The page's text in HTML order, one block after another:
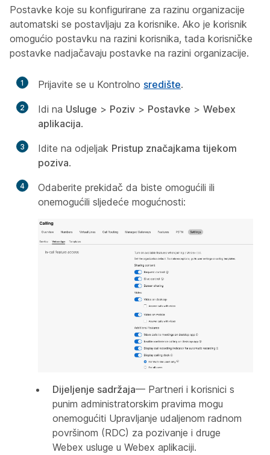
Postavke koje su konfigurirane za razinu organizacije
automatski se postavljaju za korisnike. Ako je korisnik
omogućio postavku na razini korisnika, tada korisničke
postavke nadjačavaju postavke na razini organizacije.
1 Prijavite se u Kontrolno središte.
2 Idi na Usluge > Poziv > Postavke > Webex
aplikacija.
3 Idite na odjeljak Pristup značajkama tijekom
poziva.
4
Odaberite prekidač da biste omogućili ili
onemogućili sljedeće mogućnosti:
Dijeljenje sadržaja— Partneri i korisnici s
punim administratorskim pravima mogu
onemogućiti Upravljanje udaljenom radnom
površinom (RDC) za pozivanje i druge
Webex usluge u Webex aplikaciji.